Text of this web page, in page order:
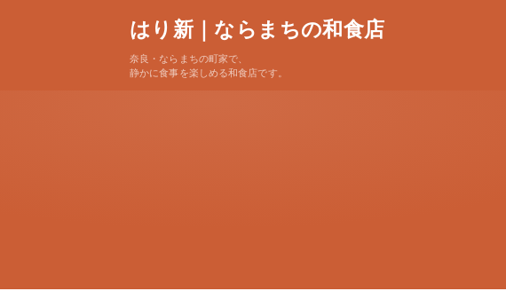
はり新｜ならまちの和食店
奈良・ならまちの町家で、
静かに食事を楽しめる和食店です。